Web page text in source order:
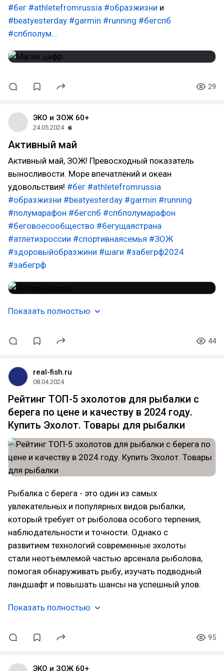
#бег #athletefromrussia #образжизни и
#beatyesterday #garmin #running #бегспб
#спбполум…
29
ЭКО и ЗОЖ 60+
24.05.2024
Активный май
Активный май, ЗОЖ! Превосходный показатель
выносливости. Море впечатлений и океан
удовольствия! #бег #athletefromrussia
#образжизни #beatyesterday #garmin #running
#полумарафон #бегспб #спбполумарафон
#беговоесообщество #бегущаястрана
#атлетизроссии #спортивнаясемья #ЗОЖ
#здоровыйобразжини #шаги #забегрф2024
#забегрф
Показать полностью
44
real-fish.ru
08.04.2024
Рейтинг ТОП-5 эхолотов для рыбалки с
берега по цене и качеству в 2024 году.
Купить Эхолот. Товары для рыбалки
Рыбалка с берега - это один из самых
увлекательных и популярных видов рыбалки,
который требует от рыболова особого терпения,
наблюдательности и точности. Однако с
развитием технологий современные эхолоты
стали неотъемлемой частью арсенала рыболова,
помогая обнаруживать рыбу, изучать подводный
ландшафт и повышать шансы на успешный улов.
Показать полностью
95
ЭКО и ЗОЖ 60+